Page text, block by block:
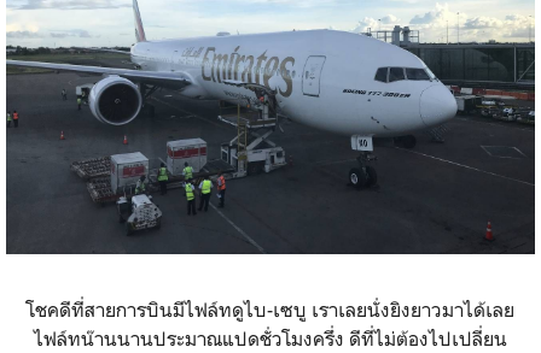
โชคดีที่สายการบินมีไฟล์ทดูไบ-เซบู เราเลยนั่งยิงยาวมาได้เลย
ไฟล์ทน๊านนานประมาณแปดชั่วโมงครึ่ง ดีที่ไม่ต้องไปเปลี่ยน